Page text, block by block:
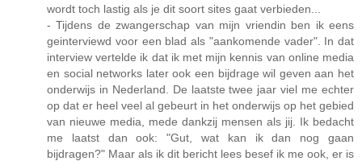
wordt toch lastig als je dit soort sites gaat verbieden...
- Tijdens de zwangerschap van mijn vriendin ben ik eens
geinterviewd voor een blad als "aankomende vader". In dat
interview vertelde ik dat ik met mijn kennis van online media
en social networks later ook een bijdrage wil geven aan het
onderwijs in Nederland. De laatste twee jaar viel me echter
op dat er heel veel al gebeurt in het onderwijs op het gebied
van nieuwe media, mede dankzij mensen als jij. Ik bedacht
me laatst dan ook: "Gut, wat kan ik dan nog gaan
bijdragen?" Maar als ik dit bericht lees besef ik me ook, er is